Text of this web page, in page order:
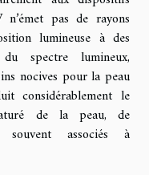
pas de rayons
lumineuse à des
spectre lumineux,
nocives pour la peau
considérablement le
de la peau, de
souvent associés à